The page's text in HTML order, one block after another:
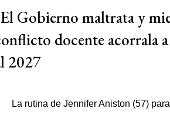
Gobierno maltrata y
docente acorrala
2027